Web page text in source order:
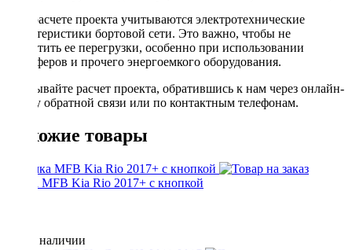
При расчете проекта учитываются электротехнические
характеристики бортовой сети. Это важно, чтобы не
допустить ее перегрузки, особенно при использовании
сабвуферов и прочего энергоемкого оборудования.
Заказывайте расчет проекта, обратившись к нам через онлайн-
форму обратной связи или по контактным телефонам.
Похожие товары
Рамка MFB Kia Rio 2017+ с кнопкой
Нет в наличии